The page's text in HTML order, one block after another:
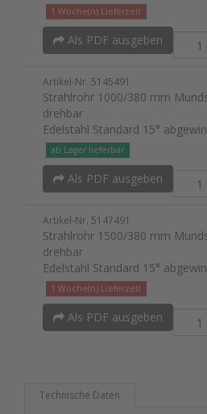
1 Woche(n) Lieferzeit
Als PDF ausgeben
Artikel-Nr. 5145491
Strahlrohr 1000/380 mm
drehbar
Edelstahl Standard 15°
ab Lager lieferbar
Als PDF ausgeben
Artikel-Nr. 5147491
Strahlrohr 1500/380 mm
drehbar
Edelstahl Standard 15°
1 Woche(n) Lieferzeit
Als PDF ausgeben
Technische Daten